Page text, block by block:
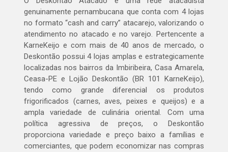
genuinamente pernambucana que conta com 4 lojas
no formato “cash and carry” atacarejo, valorizando o
atendimento no atacado e no varejo. Pertencente a
KarneKeijo e com mais de 40 anos de mercado, o
Deskontão possui 4 lojas amplas e estrategicamente
localizadas nos bairros da Imbiribeira, Casa Amarela,
Ceasa-PE e Lojão Deskontão (BR 101 KarneKeijo),
tendo como grande diferencial os produtos
frigorificados (carnes, aves, peixes e queijos) e a
ampla variedade de culinária oriental. Com uma
política agressiva de preços, o Deskontão
proporciona variedade e preço baixo a famílias e
comerciantes, que podem economizar nas compras